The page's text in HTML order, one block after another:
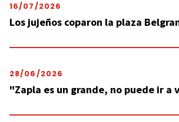
16/07/2026
Los jujeños coparon la plaza
28/06/2026
"Zapla es un grande, no puede ir a